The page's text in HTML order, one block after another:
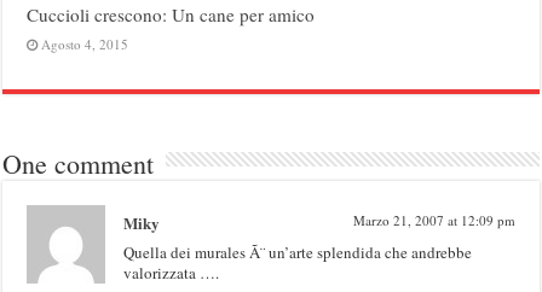
Cuccioli crescono: Un cane per amico
Agosto 4, 2015
One comment
Miky Marzo 21, 2007 at 12:09 pm
Quella dei murales Ã¨ un’arte splendida che andrebbe
valorizzata ….